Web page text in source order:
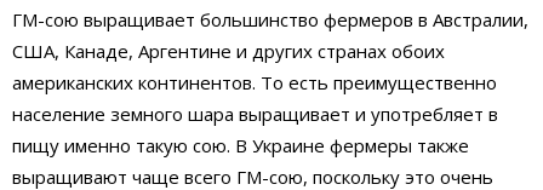
ГМ-сою выращивает большинство фермеров в Австралии,
США, Канаде, Аргентине и других странах обоих
американских континентов. То есть преимущественно
население земного шара выращивает и употребляет в
пищу именно такую сою. В Украине фермеры также
выращивают чаще всего ГМ-сою, поскольку это очень